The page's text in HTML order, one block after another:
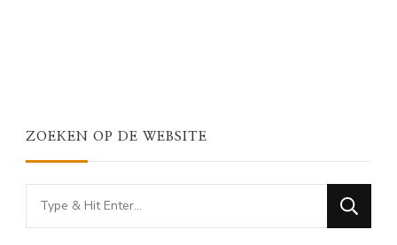
ZOEKEN OP DE WEBSITE
Looking
for